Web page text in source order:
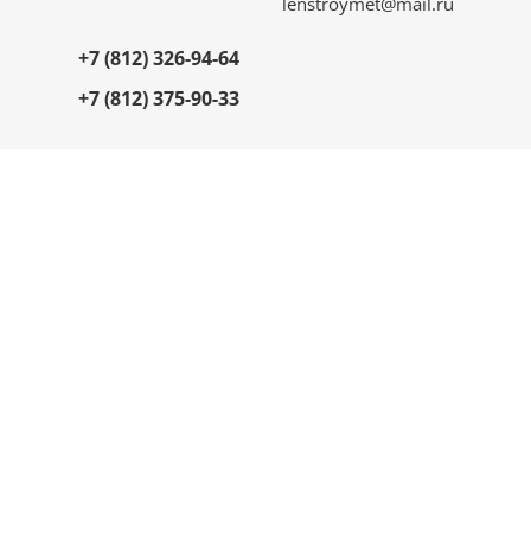
+7 (812) 326-94-64
+7 (812) 375-90-33